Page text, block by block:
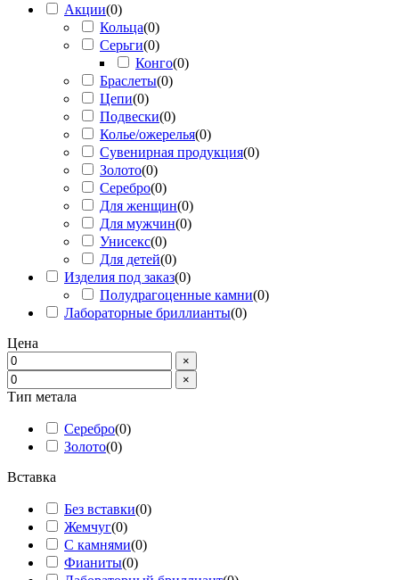
Акции(0)
Кольца(0)
Серьги(0)
Конго(0)
Браслеты(0)
Цепи(0)
Подвески(0)
Колье/ожерелья(0)
Сувенирная продукция(0)
Золото(0)
Серебро(0)
Для женщин(0)
Для мужчин(0)
Унисекс(0)
Для детей(0)
Изделия под заказ(0)
Полудрагоценные камни(0)
Лабораторные бриллианты(0)
Цена
×
×
Тип метала
Серебро(0)
Золото(0)
Вставка
Без вставки(0)
Жемчуг(0)
С камнями(0)
Фианиты(0)